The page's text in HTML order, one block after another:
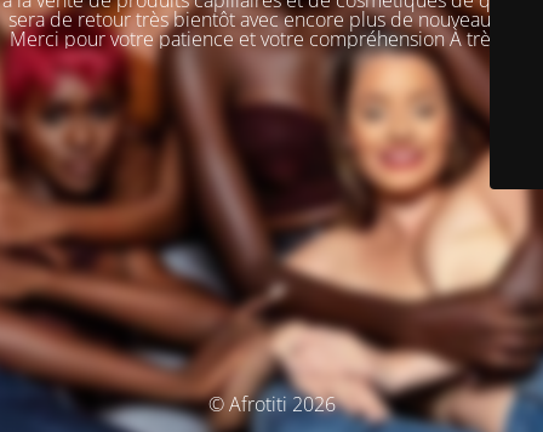
sera de retour très bientôt avec encore plus de nouveautés !!!
Merci pour votre patience et votre compréhension À très vite
© Afrotiti 2026